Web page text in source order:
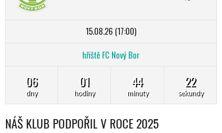
15.08.26 (17:00)
hřiště FC Nový Bor
06
dny
01
hodiny
44
minuty
21
sekundy
NÁŠ KLUB PODPOŘIL V ROCE 2025